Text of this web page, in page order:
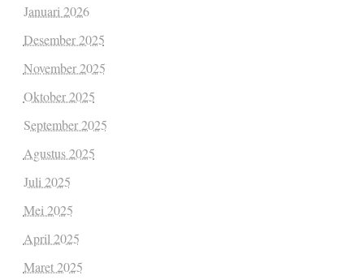
Januari 2026
Desember 2025
November 2025
Oktober 2025
September 2025
Agustus 2025
Juli 2025
Mei 2025
April 2025
Maret 2025